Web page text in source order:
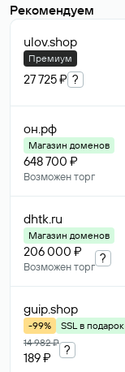
Рекомендуем
ulov.shop
Премиум
27 725 ₽ ?
он.рф
Магазин доменов
648 700 ₽
Возможен торг
dhtk.ru
Магазин доменов
206 000 ₽
Возможен торг
?
guip.shop
-99%
SSL в подарок
14 982 ₽
189 ₽
?